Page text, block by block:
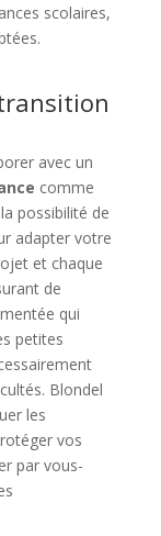
scolaires,
avec un
comme
possibilité de
adapter votre
et chaque
de
qui
petites
Blondel
les
vos
par vous-